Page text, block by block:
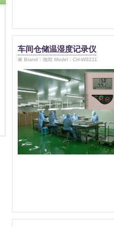
车间仓储温湿度记录仪
Brand：驰煌 Model：CH-WS211